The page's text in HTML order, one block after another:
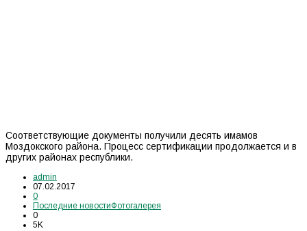
Соответствующие документы получили десять имамов
Моздокского района. Процесс сертификации продолжается и в
других районах республики.
admin
07.02.2017
0
Последние новостиФотогалерея
0
5K